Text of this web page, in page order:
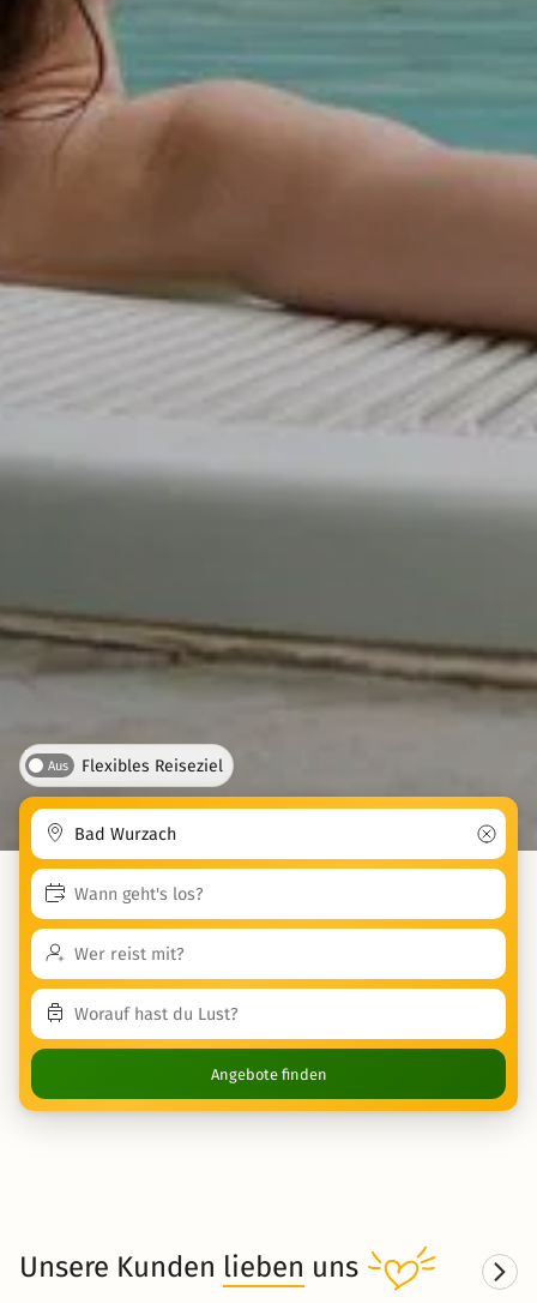
Aus Flexibles Reiseziel
Angebote finden
Unsere Kunden lieben uns